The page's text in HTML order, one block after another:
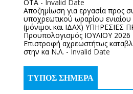
ΟΤΑ - Invalid Date
Αποζημίωση για εργασία προς
υποχρεωτικού ωραρίου
(μόνιμοι και ΙΔΑΧ) ΥΠΗΡΕΣΙΕΣ
Προυπολογισμός ΙΟΥΛΙΟΥ 2026
Επιστροφή αχρεωστήτως
στην κα Ν.Λ. - Invalid Date
ΤΥΠΟΣ ΣΗΜΕΡΑ